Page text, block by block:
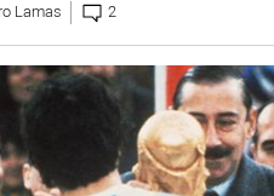
Lamas 2